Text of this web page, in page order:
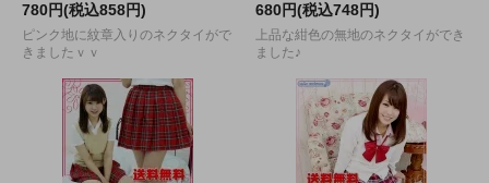
780円(税込858円)
ピンク地に紋章入りのネクタイがで
きましたｖｖ
680円(税込748円)
上品な紺色の無地のネクタイができ
ました♪